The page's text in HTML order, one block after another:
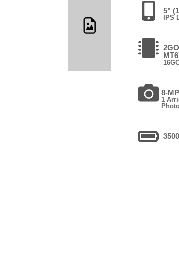
5"
IPS
2GO
8-MP
1